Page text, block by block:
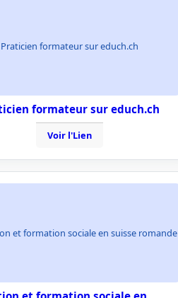
Praticien formateur sur educh.ch
formateur sur educh.ch
Voir l'Lien
et formation sociale en suisse romande